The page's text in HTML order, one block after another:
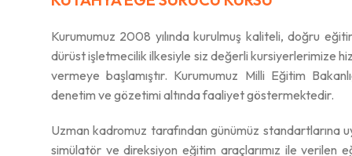
Kurumumuz 2008 yılında kurulmuş kaliteli, doğru
dürüst işletmecilik ilkesiyle siz değerli kursiyerlerimize
vermeye başlamıştır. Kurumumuz Milli Eğitim
denetim ve gözetimi altında faaliyet göstermektedir.
Uzman kadromuz tarafından günümüz standartlarına
simülatör ve direksiyon eğitim araçlarımız ile verilen